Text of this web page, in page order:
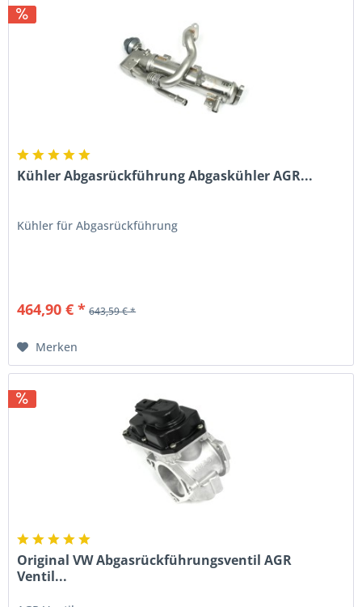
Kühler Abgasrückführung Abgaskühler AGR...
Kühler für Abgasrückführung
464,90 € * 643,59 € *
Merken
Original VW Abgasrückführungsventil AGR
Ventil...